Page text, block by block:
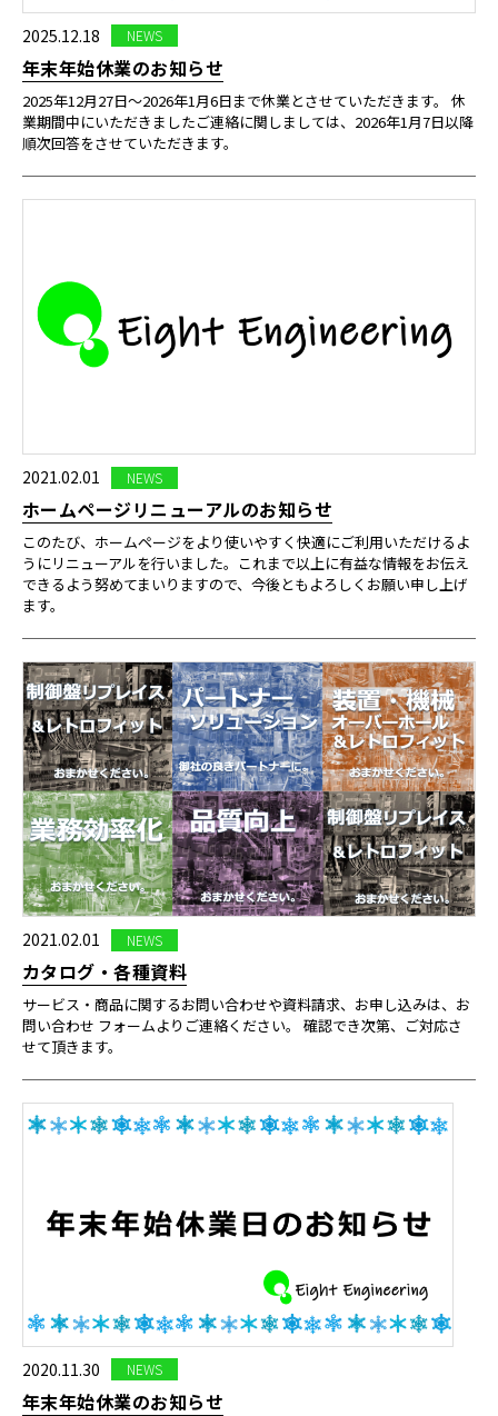
2025.12.18 NEWS
年末年始休業のお知らせ
2025年12月27日〜2026年1月6日まで休業とさせていただきます。 休
業期間中にいただきましたご連絡に関しましては、2026年1月7日以降
順次回答をさせていただきます。
2021.02.01 NEWS
ホームページリニューアルのお知らせ
このたび、ホームページをより使いやすく快適にご利用いただけるよ
うにリニューアルを行いました。これまで以上に有益な情報をお伝え
できるよう努めてまいりますので、今後ともよろしくお願い申し上げ
ます。
2021.02.01 NEWS
カタログ・各種資料
サービス・商品に関するお問い合わせや資料請求、お申し込みは、お
問い合わせ フォームよりご連絡ください。 確認でき次第、ご対応さ
せて頂きます。
2020.11.30 NEWS
年末年始休業のお知らせ